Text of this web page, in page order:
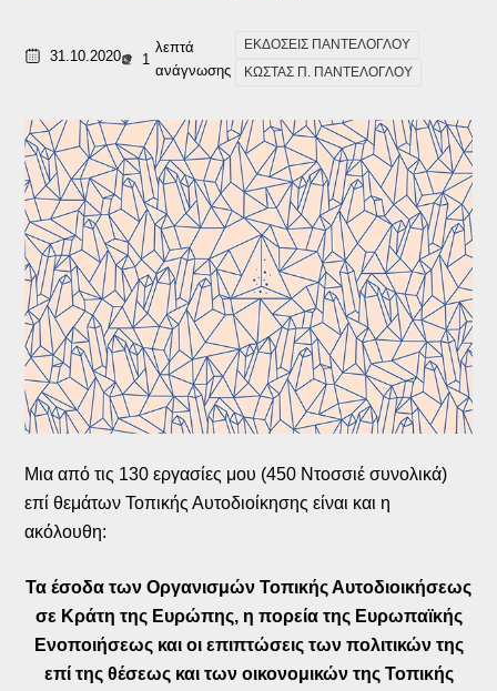
31.10.2020 1
λεπτά
ανάγνωσης
ΕΚΔΟΣΕΙΣ ΠΑΝΤΕΛΟΓΛΟΥ
ΚΩΣΤΑΣ Π. ΠΑΝΤΕΛΟΓΛΟΥ
Μια από τις 130 εργασίες μου (450 Ντοσσιέ συνολικά)
επί θεμάτων Τοπικής Αυτοδιοίκησης είναι και η
ακόλουθη:
Τα έσοδα των Οργανισμών Τοπικής Αυτοδιοικήσεως
σε Κράτη της Ευρώπης, η πορεία της Ευρωπαϊκής
Ενοποιήσεως και οι επιπτώσεις των πολιτικών της
επί της θέσεως και των οικονομικών της Τοπικής